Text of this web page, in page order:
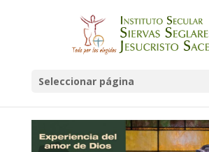
Seleccionar página
Catedra-San-
Avila